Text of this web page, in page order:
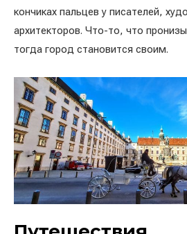
кончиках пальцев у писателей,
архитекторов. Что-то, что
тогда город становится своим.